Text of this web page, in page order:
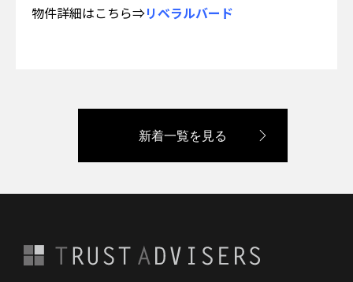
物件詳細はこちら⇒リベラルバード
新着一覧を見る